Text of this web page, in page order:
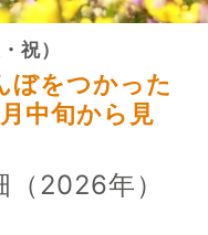
祝）
ぼをつかった
中旬から見
2026年）